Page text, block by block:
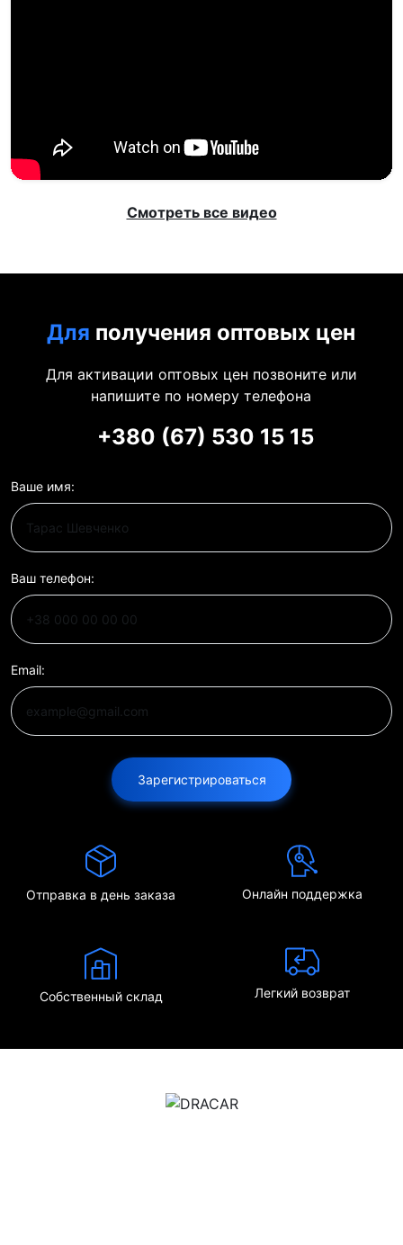
Смотреть все видео
Для получения оптовых цен
Для активации оптовых цен позвоните или
напишите по номеру телефона
+380 (67) 530 15 15
Ваше имя:
Ваш телефон:
Email:
Зарегистрироваться
Отправка в день заказа Онлайн поддержка
Собственный склад Легкий возврат